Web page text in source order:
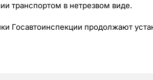
транспортом в нетрезвом виде.
Госавтоинспекции продолжают